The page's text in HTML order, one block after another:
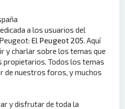
a los usuarios del
El Peugeot 205. Aquí
y charlar sobre los temas que
propietarios. Todos los temas
de nuestros foros, y muchos
y disfrutar de toda la